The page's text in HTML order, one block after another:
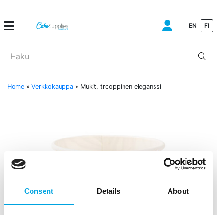
Consent Details About
EN FI
Home » Verkkokauppa » Mukit, trooppinen eleganssi